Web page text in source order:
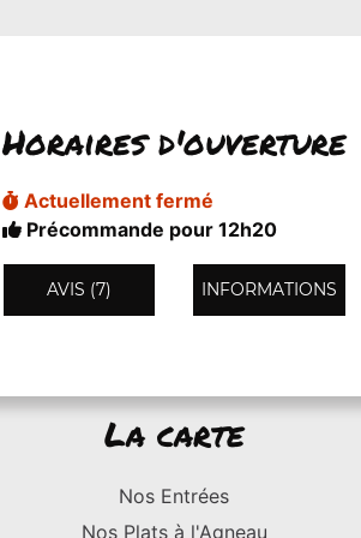
Horaires d'ouverture
Actuellement fermé
Précommande pour 12h20
AVIS (7) INFORMATIONS
La carte
Nos Entrées
Nos Plats à l'Agneau